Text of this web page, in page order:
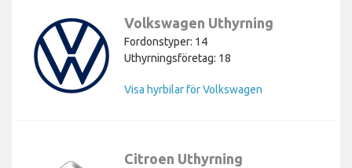
Volkswagen Uthyrning
Fordonstyper: 14
Uthyrningsföretag: 18
Visa hyrbilar för Volkswagen
Citroen Uthyrning